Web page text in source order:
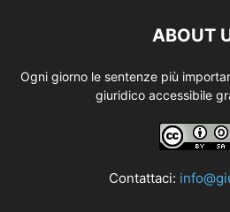
ABOUT
Ogni giorno le sentenze più
giuridico accessibile
Contattaci: